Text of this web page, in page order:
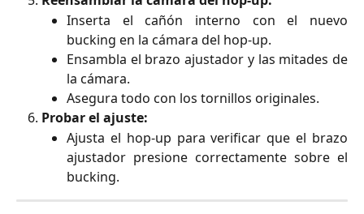
Inserta el cañón interno con el nuevo
bucking en la cámara del hop-up.
Ensambla el brazo ajustador y las mitades de
la cámara.
Asegura todo con los tornillos originales.
Probar el ajuste:
Ajusta el hop-up para verificar que el brazo
ajustador presione correctamente sobre el
bucking.